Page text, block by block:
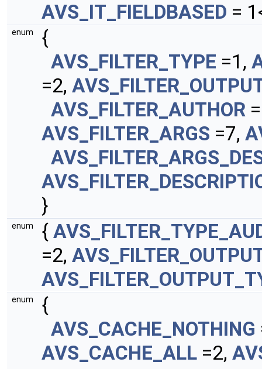
AVS_IT_FIELDBASED =
enum
{
AVS_FILTER_TYPE =1,
=2,
AVS_FILTER_AUTHOR
AVS_FILTER_ARGS =7,
}
enum {
=2,
enum
{
AVS_CACHE_NOTHING
AVS_CACHE_ALL =2,